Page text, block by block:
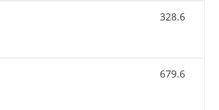
328.6
679.6